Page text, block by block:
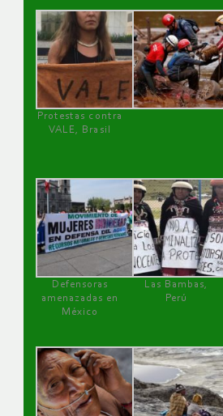
Protestas contra
VALE, Brasil
Defensoras
amenazadas en
México
Las Bambas,
Perú